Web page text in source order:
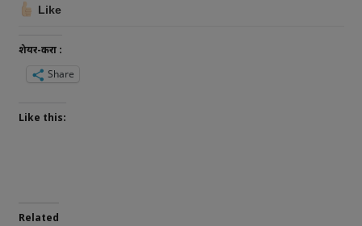
Like
शेयर-करा :
Share
Like this:
Related